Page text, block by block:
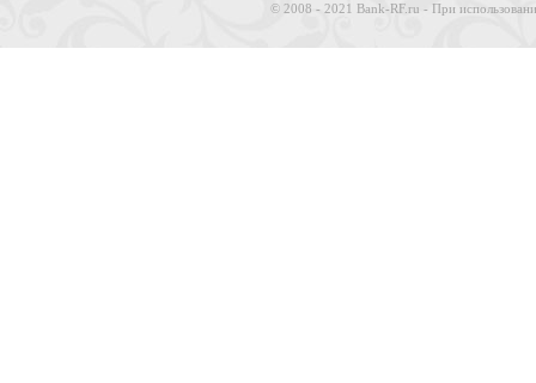
© 2008 - 2021 Bank-RF.ru - При